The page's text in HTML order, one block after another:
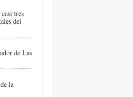
tres
del
de Las
la